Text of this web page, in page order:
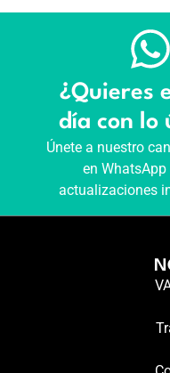
¿Quieres
día con lo
Únete a nuestro
en WhatsApp
actualizaciones